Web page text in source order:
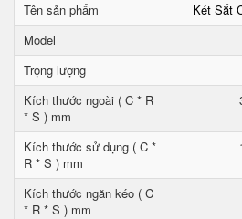
Tên sản phẩm
Két Sắt
Model
Trọng lượng
Kích thước ngoài ( C * R
* S ) mm
Kích thước sử dụng ( C *
R * S ) mm
Kích thước ngăn kéo ( C
* R * S ) mm